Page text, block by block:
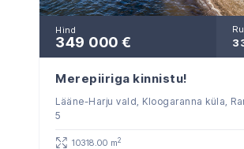
Hind
349 000 €
Merepiiriga kinnistu!
Lääne-Harju vald, Kloogaranna küla,
5
10318.00 m2